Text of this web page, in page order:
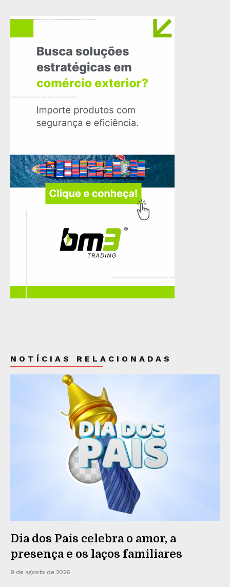
NOTÍCIAS RELACIONADAS
Dia dos Pais celebra o amor, a
presença e os laços familiares
9 de agosto de 2026